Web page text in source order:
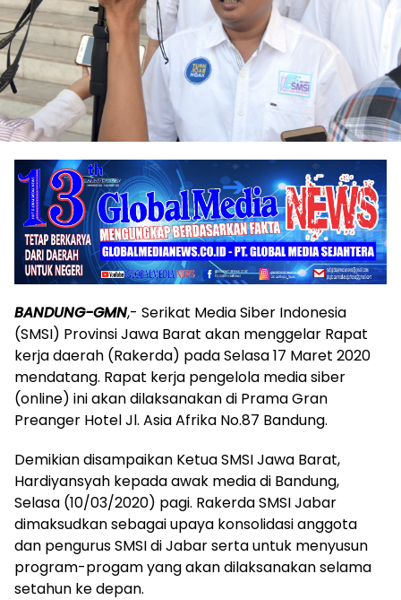
BANDUNG-GMN,- Serikat Media Siber Indonesia
(SMSI) Provinsi Jawa Barat akan menggelar Rapat
kerja daerah (Rakerda) pada Selasa 17 Maret 2020
mendatang. Rapat kerja pengelola media siber
(online) ini akan dilaksanakan di Prama Gran
Preanger Hotel Jl. Asia Afrika No.87 Bandung.
Demikian disampaikan Ketua SMSI Jawa Barat,
Hardiyansyah kepada awak media di Bandung,
Selasa (10/03/2020) pagi. Rakerda SMSI Jabar
dimaksudkan sebagai upaya konsolidasi anggota
dan pengurus SMSI di Jabar serta untuk menyusun
program-progam yang akan dilaksanakan selama
setahun ke depan.